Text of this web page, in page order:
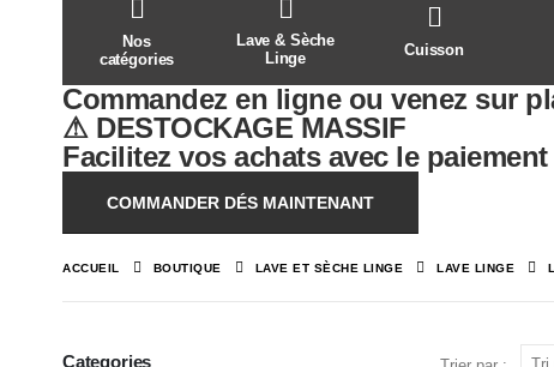
Nos
catégories
Lave & Sèche
Linge
Cuisson
Commandez en ligne ou venez sur
⚠ DESTOCKAGE MASSIF
Facilitez vos achats avec le
COMMANDER DÉS MAINTENANT
ACCUEIL BOUTIQUE LAVE ET SÈCHE LINGE LAVE LINGE
Categories